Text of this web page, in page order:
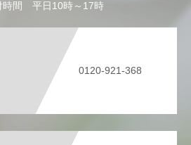
時間 平日10時～17時
0120-921-368